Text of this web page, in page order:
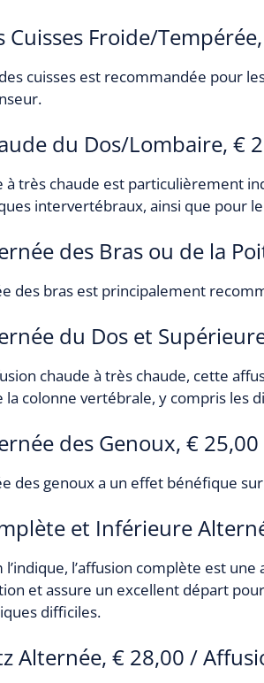
Cuisses Froide/
cuisses est recommandée pour
du Dos/Lombaire, €
à très chaude est particulièrement
intervertébraux, ainsi que pour
des Bras ou de la
des bras est principalement
du Dos et
chaude à très chaude, cette
la colonne vertébrale, y compris les
des Genoux, € 25,00
des genoux a un effet bénéfique
et Inférieure
l’affusion complète est
et assure un excellent départ
difficiles.
Alternée, € 28,00 /